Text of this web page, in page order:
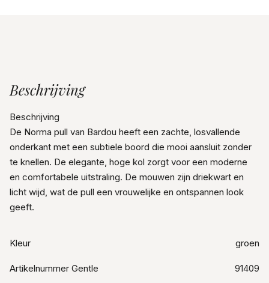
Beschrijving
Beschrijving
De Norma pull van Bardou heeft een zachte, losvallende
onderkant met een subtiele boord die mooi aansluit zonder
te knellen. De elegante, hoge kol zorgt voor een moderne
en comfortabele uitstraling. De mouwen zijn driekwart en
licht wijd, wat de pull een vrouwelijke en ontspannen look
geeft.
Kleur groen
Artikelnummer Gentle 91409